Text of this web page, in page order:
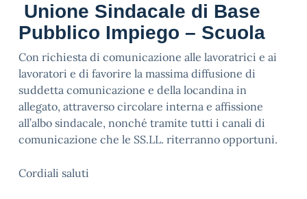
Unione Sindacale di Base
Pubblico Impiego – Scuola
Con richiesta di comunicazione alle lavoratrici e ai
lavoratori e di favorire la massima diffusione di
suddetta comunicazione e della locandina in
allegato, attraverso circolare interna e affissione
all’albo sindacale, nonché tramite tutti i canali di
comunicazione che le SS.LL. riterranno opportuni.
Cordiali saluti